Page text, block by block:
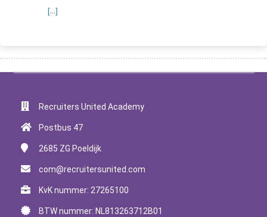
[...]
Recruiters United Academy
Postbus 47
2685 ZG Poeldijk
com@recruitersunited.com
KvK nummer: 27265100
BTW nummer: NL813263712B01